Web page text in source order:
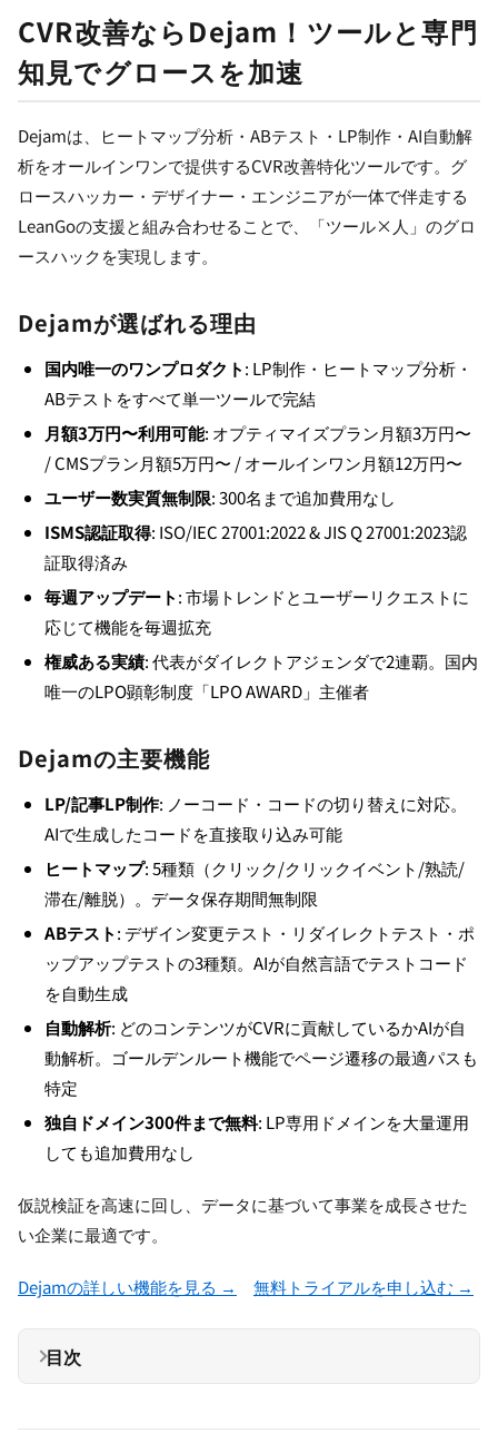
CVR改善ならDejam！ツールと専門
知見でグロースを加速
Dejamは、ヒートマップ分析・ABテスト・LP制作・AI自動解
析をオールインワンで提供するCVR改善特化ツールです。グ
ロースハッカー・デザイナー・エンジニアが一体で伴走する
LeanGoの支援と組み合わせることで、「ツール×人」のグロ
ースハックを実現します。
Dejamが選ばれる理由
国内唯一のワンプロダクト: LP制作・ヒートマップ分析・
ABテストをすべて単一ツールで完結
月額3万円〜利用可能: オプティマイズプラン月額3万円〜
/ CMSプラン月額5万円〜 / オールインワン月額12万円〜
ユーザー数実質無制限: 300名まで追加費用なし
ISMS認証取得: ISO/IEC 27001:2022 & JIS Q 27001:2023認
証取得済み
毎週アップデート: 市場トレンドとユーザーリクエストに
応じて機能を毎週拡充
権威ある実績: 代表がダイレクトアジェンダで2連覇。国内
唯一のLPO顕彰制度「LPO AWARD」主催者
Dejamの主要機能
LP/記事LP制作: ノーコード・コードの切り替えに対応。
AIで生成したコードを直接取り込み可能
ヒートマップ: 5種類（クリック/クリックイベント/熟読/
滞在/離脱）。データ保存期間無制限
ABテスト: デザイン変更テスト・リダイレクトテスト・ポ
ップアップテストの3種類。AIが自然言語でテストコード
を自動生成
自動解析: どのコンテンツがCVRに貢献しているかAIが自
動解析。ゴールデンルート機能でページ遷移の最適パスも
特定
独自ドメイン300件まで無料: LP専用ドメインを大量運用
しても追加費用なし
仮説検証を高速に回し、データに基づいて事業を成長させた
い企業に最適です。
Dejamの詳しい機能を見る → 無料トライアルを申し込む →
目次